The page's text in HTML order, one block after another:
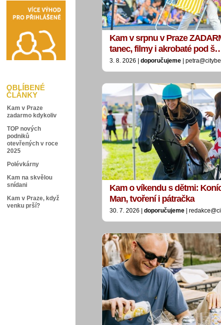
OBLÍBENÉ
ČLÁNKY
Kam v Praze
zadarmo kdykoliv
TOP nových
podniků
otevřených v roce
2025
Polévkárny
Kam na skvělou
snídani
Kam v Praze, když
venku prší?
Kam v srpnu v Praze
tanec, filmy i akrobaté pod
3. 8. 2026 | doporučujeme |
Kam o víkendu s dětmi:
Man, tvoření i pátračka
30. 7. 2026 | doporučujeme |